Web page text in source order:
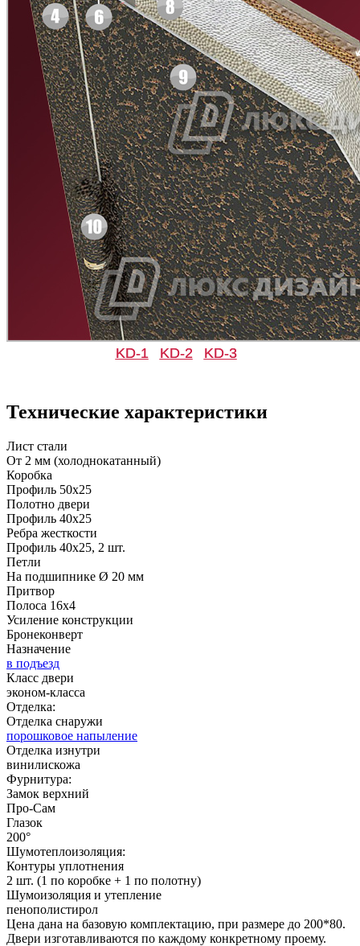
KD-1 KD-2 KD-3
Технические характеристики
Лист стали
От 2 мм (холоднокатанный)
Коробка
Профиль 50х25
Полотно двери
Профиль 40х25
Ребра жесткости
Профиль 40х25, 2 шт.
Петли
На подшипнике Ø 20 мм
Притвор
Полоса 16х4
Усиление конструкции
Бронеконверт
Назначение
в подъезд
Класс двери
эконом-класса
Отделка:
Отделка снаружи
порошковое напыление
Отделка изнутри
винилискожа
Фурнитура:
Замок верхний
Про-Сам
Глазок
200°
Шумотеплоизоляция:
Контуры уплотнения
2 шт. (1 по коробке + 1 по полотну)
Шумоизоляция и утепление
пенополистирол
Цена дана на базовую комплектацию, при размере до 200*80.
Двери изготавливаются по каждому конкретному проему.